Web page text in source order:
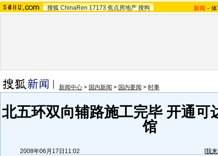
搜狐 ChinaRen 17173 焦点房地产 搜狗 新闻 -
新闻中心 > 国内新闻 > 国内要闻 > 时事
北五环双向辅路施工完毕 开通可
馆
2008年06月17日11:02 [我